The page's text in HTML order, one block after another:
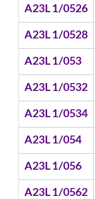
A23L 1/0526
A23L 1/0528
A23L 1/053
A23L 1/0532
A23L 1/0534
A23L 1/054
A23L 1/056
A23L 1/0562